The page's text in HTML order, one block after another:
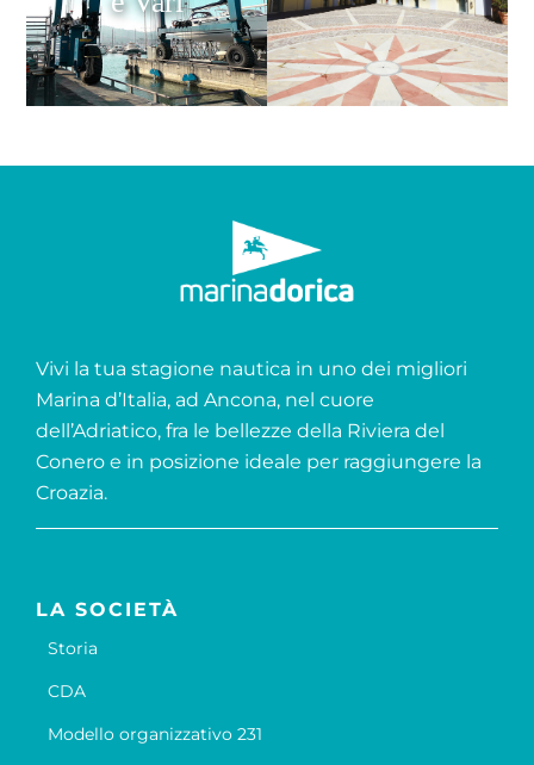
Vivi la tua stagione nautica in uno dei migliori
Marina d’Italia, ad Ancona, nel cuore
dell’Adriatico, fra le bellezze della Riviera del
Conero e in posizione ideale per raggiungere la
Croazia.
LA SOCIETÀ
Storia
CDA
Modello organizzativo 231